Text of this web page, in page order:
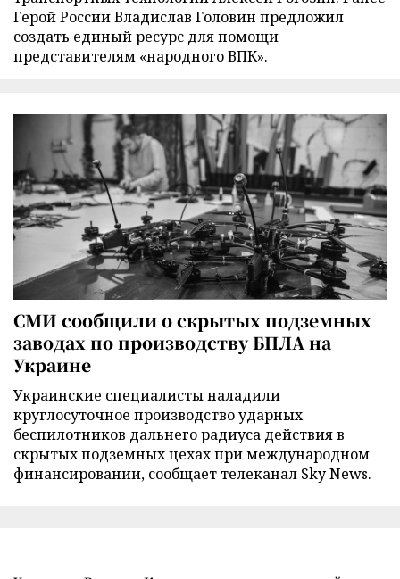
Герой России Владислав Головин предложил
создать единый ресурс для помощи
представителям «народного ВПК».
СМИ сообщили о скрытых подземных
заводах по производству БПЛА на
Украине
Украинские специалисты наладили
круглосуточное производство ударных
беспилотников дальнего радиуса действия в
скрытых подземных цехах при международном
финансировании, сообщает телеканал Sky News.